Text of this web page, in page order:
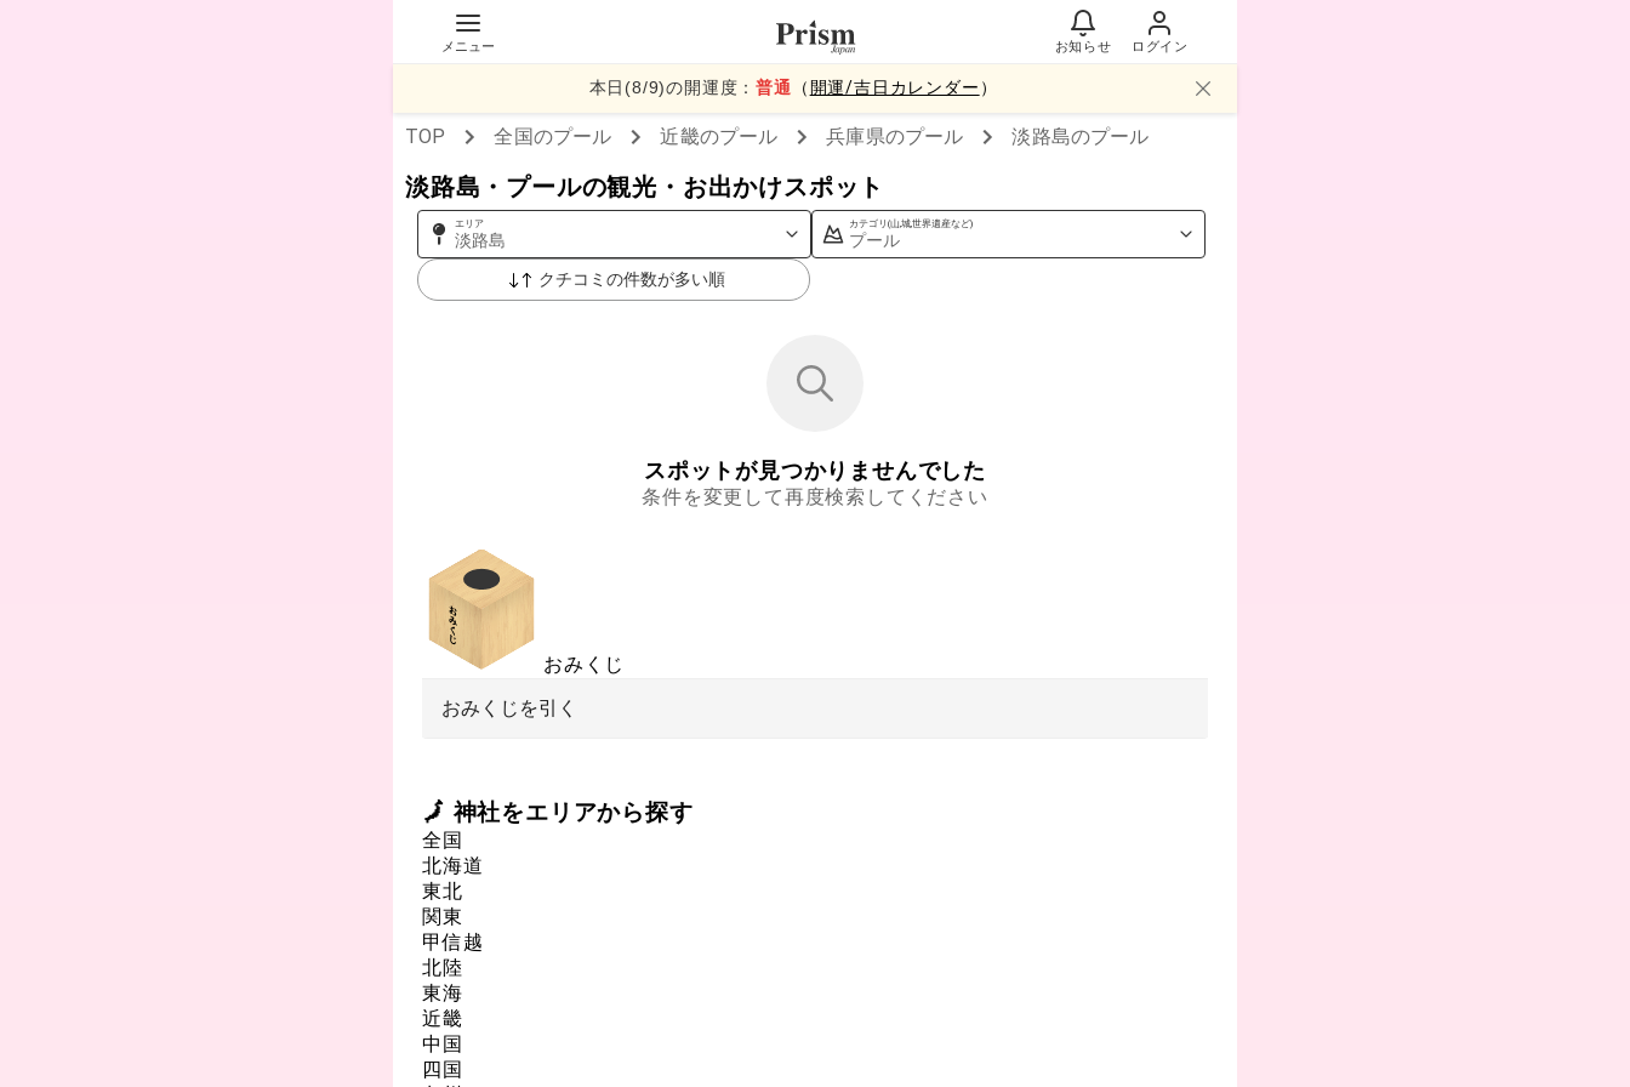
メニュー お知らせ ログイン
本日(8/9)の開運度：普通 （ 開運/吉日カレンダー ）
TOP 全国のプール 近畿のプール 兵庫県のプール 淡路島のプール
淡路島・プールの観光・お出かけスポット
エリア
淡路島
カテゴリ(山,城,世界遺産など)
プール
クチコミの件数が多い順
スポットが見つかりませんでした
条件を変更して再度検索してください
おみくじ
おみくじを引く
🗾 神社をエリアから探す
全国
北海道
東北
関東
甲信越
北陸
東海
近畿
中国
四国